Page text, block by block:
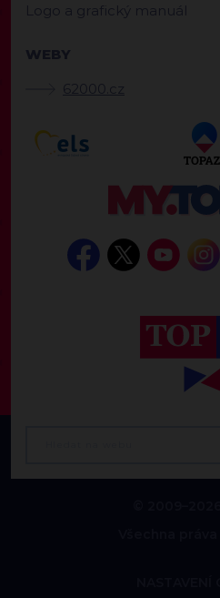
Logo a grafický manuál
WEBY
62000.cz